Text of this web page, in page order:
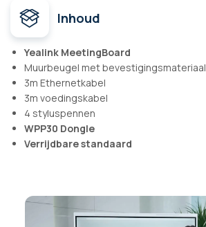
Inhoud
Yealink MeetingBoard
Muurbeugel met bevestigingsmateriaal
3m Ethernetkabel
3m voedingskabel
4 styluspennen
WPP30 Dongle
Verrijdbare standaard